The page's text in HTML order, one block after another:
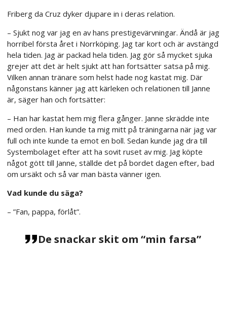
Friberg da Cruz dyker djupare in i deras relation.
– Sjukt nog var jag en av hans prestigevärvningar. Ändå är jag
horribel första året i Norrköping. Jag tar kort och är avstängd
hela tiden. Jag är packad hela tiden. Jag gör så mycket sjuka
grejer att det är helt sjukt att han fortsätter satsa på mig.
Vilken annan tränare som helst hade nog kastat mig. Där
någonstans känner jag att kärleken och relationen till Janne
är, säger han och fortsätter:
– Han har kastat hem mig flera gånger. Janne skrädde inte
med orden. Han kunde ta mig mitt på träningarna när jag var
full och inte kunde ta emot en boll. Sedan kunde jag dra till
Systembolaget efter att ha sovit ruset av mig. Jag köpte
något gött till Janne, ställde det på bordet dagen efter, bad
om ursäkt och så var man bästa vänner igen.
Vad kunde du säga?
– ”Fan, pappa, förlåt”.
De snackar skit om “min farsa”